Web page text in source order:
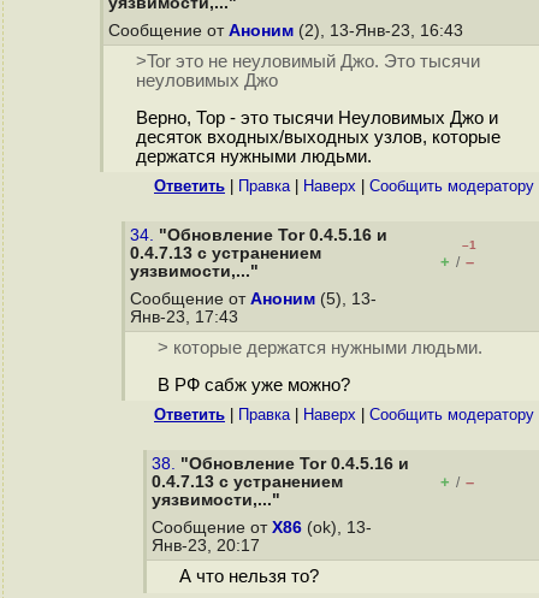
Сообщение от Аноним (2), 13-Янв-23, 16:43
>Tor это не неуловимый Джо. Это тысячи
неуловимых Джо
Верно, Тор - это тысячи Неуловимых Джо и
десяток входных/выходных узлов, которые
держатся нужными людьми.
Ответить Правка| Наверх Cообщить модератору
34. "Обновление Tor 0.4.5.16 и
0.4.7.13 с устранением
уязвимости,..."
–1
+ / –
Сообщение от Аноним (5), 13-
Янв-23, 17:43
> которые держатся нужными людьми.
В РФ сабж уже можно?
Ответить Правка| Наверх Cообщить модератору
38. "Обновление Tor 0.4.5.16 и
0.4.7.13 с устранением
уязвимости,..."
+ / –
Сообщение от X86 (ok), 13-
Янв-23, 20:17
А что нельзя то?